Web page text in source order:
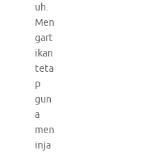
uh.
Men
gart
ikan
teta
p
gun
a
men
inja